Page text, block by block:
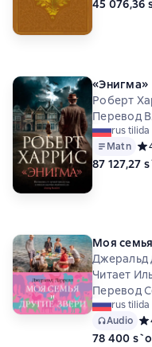
45 076,36
«Энигма»
Роберт
Перевод
rus tilida
Matn
87 127,27
Моя
Джеральд
Читает
Перевод
rus tilida
Audio
78 400